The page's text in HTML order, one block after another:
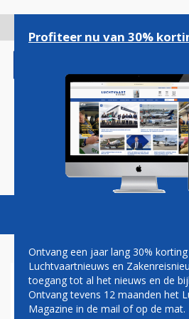
gaan
Magazine Podcasts
PARIS AIR SHOW
Profiteer nu van 30%
Ontvang een jaar lang 30%
Luchtvaartnieuws en
toegang tot al het nieuws en de
Ontvang tevens 12 maanden het
Magazine in de mail of op de mat.